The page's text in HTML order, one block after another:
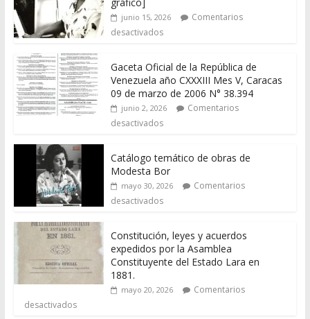
junio 15, 2026
Comentarios
desactivados
Gaceta Oficial de la República de
Venezuela año CXXXIII Mes V, Caracas
09 de marzo de 2006 N° 38.394
junio 2, 2026
Comentarios
desactivados
Catálogo temático de obras de
Modesta Bor
mayo 30, 2026
Comentarios
desactivados
Constitución, leyes y acuerdos
expedidos por la Asamblea
Constituyente del Estado Lara en
1881.
mayo 20, 2026
Comentarios
desactivados